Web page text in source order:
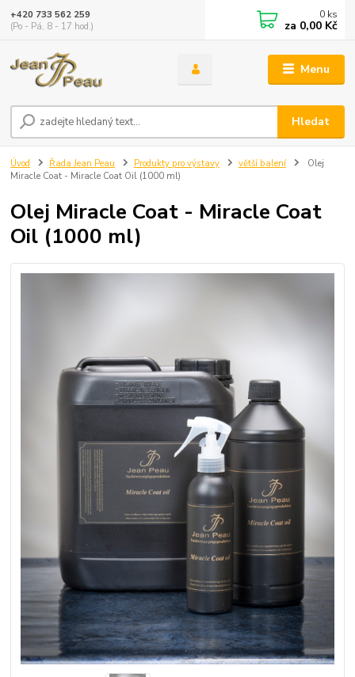
Menu
Hledat
+420 733 562 259
(Po - Pá, 8 - 17 hod.)
0 ks
za 0,00 Kč
Úvod Řada Jean Peau Produkty pro výstavy větší balení
Olej
Miracle Coat - Miracle Coat Oil (1000 ml)
Olej Miracle Coat - Miracle Coat
Oil (1000 ml)